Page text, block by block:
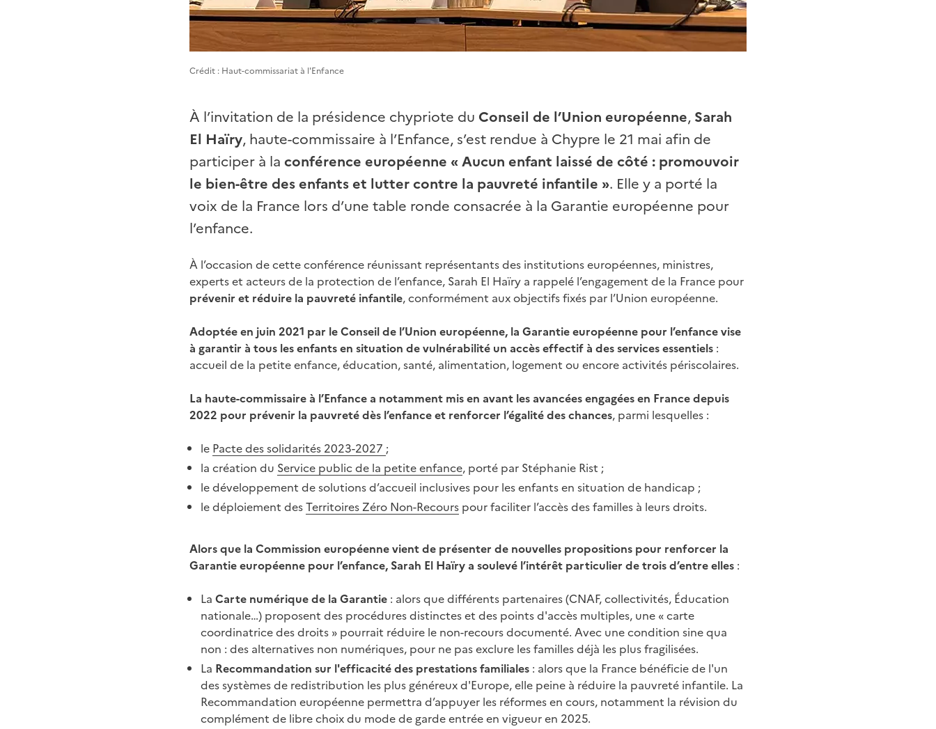
Crédit : Haut-commissariat à l'Enfance
À l’invitation de la présidence chypriote du Conseil de l’Union européenne, Sarah
El Haïry, haute-commissaire à l’Enfance, s’est rendue à Chypre le 21 mai afin de
participer à la conférence européenne « Aucun enfant laissé de côté : promouvoir
le bien-être des enfants et lutter contre la pauvreté infantile ». Elle y a porté la
voix de la France lors d’une table ronde consacrée à la Garantie européenne pour
l’enfance.
À l’occasion de cette conférence réunissant représentants des institutions européennes, ministres,
experts et acteurs de la protection de l’enfance, Sarah El Haïry a rappelé l’engagement de la France pour
prévenir et réduire la pauvreté infantile, conformément aux objectifs fixés par l’Union européenne.
Adoptée en juin 2021 par le Conseil de l’Union européenne, la Garantie européenne pour l’enfancevise
à garantir à tous les enfants en situation de vulnérabilité un accès effectif à des services essentiels :
accueil de la petite enfance, éducation, santé, alimentation, logement ou encore activités périscolaires.
La haute-commissaire à l’Enfance a notamment mis en avant les avancées engagées en France depuis
2022 pour prévenir la pauvreté dès l’enfance et renforcer l’égalité des chances, parmi lesquelles :
le Pacte des solidarités 2023-2027 ;
la création du Service public de la petite enfance, porté par Stéphanie Rist ;
le développement de solutions d’accueil inclusives pour les enfants en situation de handicap ;
le déploiement desTerritoires Zéro Non-Recours pour faciliter l’accès des familles à leurs droits.
Alors que la Commission européenne vient de présenter de nouvelles propositions pour renforcer la
Garantie européenne pour l’enfance, Sarah El Haïry a soulevé l’intérêt particulier de trois d’entre elles :
La Carte numérique de la Garantie : alors que différents partenaires (CNAF, collectivités, Éducation
nationale…) proposent des procédures distinctes et des points d'accès multiples, une « carte
coordinatrice des droits » pourrait réduire le non-recours documenté. Avec une condition sine qua
non : des alternatives non numériques, pour ne pas exclure les familles déjà les plus fragilisées.
La Recommandation sur l'efficacité des prestations familiales : alors que la France bénéficie de l'un
des systèmes de redistribution les plus généreux d'Europe, elle peine à réduire la pauvreté infantile. La
Recommandation européenne permettra d’appuyer les réformes en cours, notamment la révision du
complément de libre choix du mode de garde entrée en vigueur en 2025.